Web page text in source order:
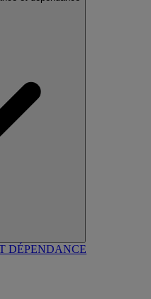
DÉPENDANCE